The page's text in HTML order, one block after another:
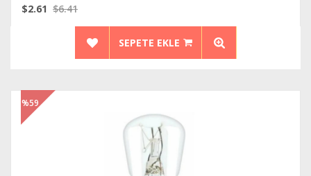
$2.61 $6.41
SEPETE EKLE
%59